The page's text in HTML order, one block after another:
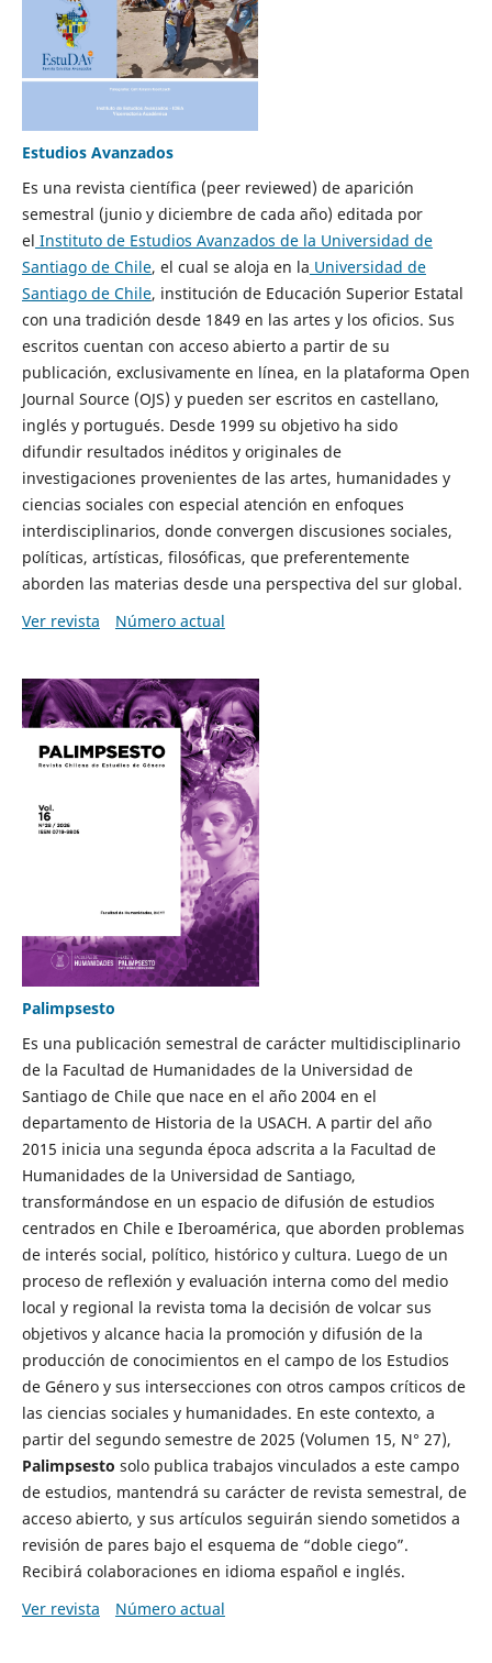
Estudios Avanzados
Es una revista científica (peer reviewed) de aparición
semestral (junio y diciembre de cada año) editada por
el Instituto de Estudios Avanzados de la Universidad de
Santiago de Chile, el cual se aloja en la Universidad de
Santiago de Chile, institución de Educación Superior Estatal
con una tradición desde 1849 en las artes y los oficios. Sus
escritos cuentan con acceso abierto a partir de su
publicación, exclusivamente en línea, en la plataforma Open
Journal Source (OJS) y pueden ser escritos en castellano,
inglés y portugués. Desde 1999 su objetivo ha sido
difundir resultados inéditos y originales de
investigaciones provenientes de las artes, humanidades y
ciencias sociales con especial atención en enfoques
interdisciplinarios, donde convergen discusiones sociales,
políticas, artísticas, filosóficas, que preferentemente
aborden las materias desde una perspectiva del sur global.
Ver revista
Número actual
Palimpsesto
Es una publicación semestral de carácter multidisciplinario
de la Facultad de Humanidades de la Universidad de
Santiago de Chile que nace en el año 2004 en el
departamento de Historia de la USACH. A partir del año
2015 inicia una segunda época adscrita a la Facultad de
Humanidades de la Universidad de Santiago,
transformándose en un espacio de difusión de estudios
centrados en Chile e Iberoamérica, que aborden problemas
de interés social, político, histórico y cultura. Luego de un
proceso de reflexión y evaluación interna como del medio
local y regional la revista toma la decisión de volcar sus
objetivos y alcance hacia la promoción y difusión de la
producción de conocimientos en el campo de los Estudios
de Género y sus intersecciones con otros campos críticos de
las ciencias sociales y humanidades. En este contexto, a
partir del segundo semestre de 2025 (Volumen 15, N° 27),
Palimpsesto solo publica trabajos vinculados a este campo
de estudios, mantendrá su carácter de revista semestral, de
acceso abierto, y sus artículos seguirán siendo sometidos a
revisión de pares bajo el esquema de “doble ciego”.
Recibirá colaboraciones en idioma español e inglés.
Ver revista
Número actual